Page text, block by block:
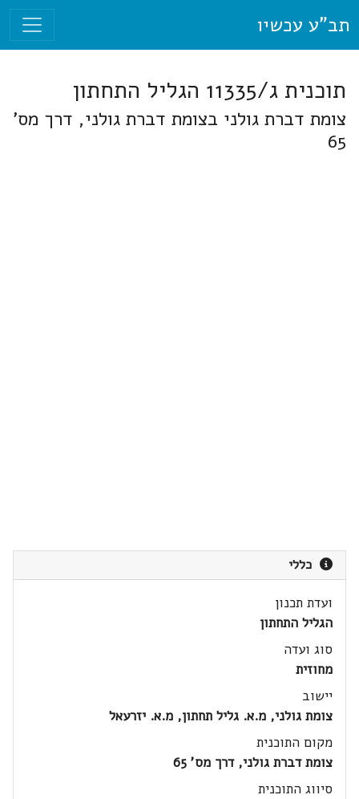
תב"ע עכשיו
תוכנית ג/11335 הגליל התחתון
צומת דברת גולני בצומת דברת גולני, דרך מס'
65
כללי
ועדת תכנון
הגליל התחתון
סוג ועדה
מחוזית
יישוב
צומת גולני, מ.א. גליל תחתון, מ.א. יזרעאל
מקום התוכנית
צומת דברת גולני, דרך מס' 65
סיווג התוכנית